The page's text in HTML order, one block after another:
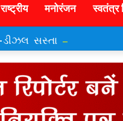
राष्ट्रीय मनोरंजन स्वतंत्र